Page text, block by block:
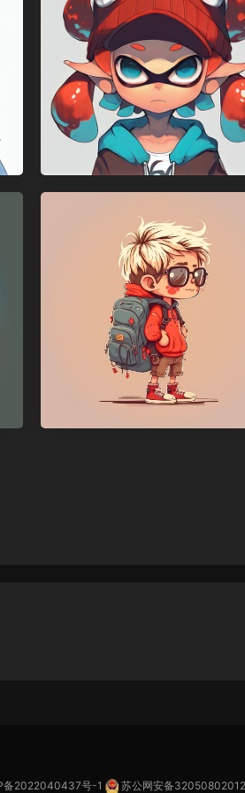
备2022040437号-1 苏公网安备